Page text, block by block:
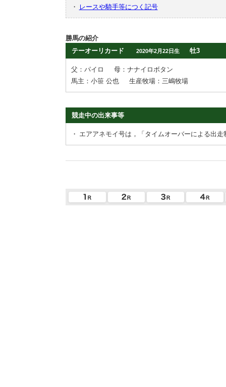
・
レースや騎手等につく記号
勝馬の紹介
テーオーリカード
2020年2月22日生 牡3
父：パイロ
母：ナナイロボタン
馬主：小笹 公也
生産牧場：三嶋牧場
競走中の出来事等
・ エアアネモイ号は，「タイムオーバーによる出